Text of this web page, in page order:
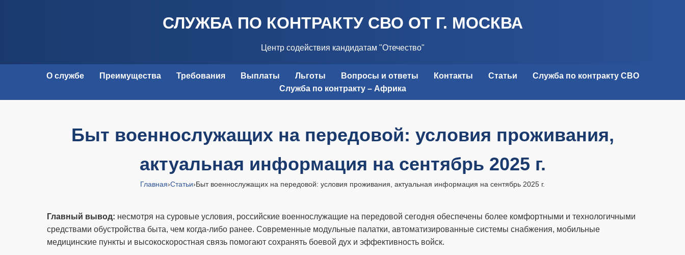
СЛУЖБА ПО КОНТРАКТУ СВО ОТ Г. МОСКВА
Центр содействия кандидатам "Отечество"
О службе Преимущества Требования Выплаты Льготы Вопросы и ответы Контакты Статьи
Служба по контракту СВО
Служба по контракту – Африка
Быт военнослужащих на передовой: условия проживания,
актуальная информация на сентябрь 2025 г.
Главная›Статьи›Быт военнослужащих на передовой: условия проживания, актуальная информация на сентябрь 2025 г.
Главный вывод: несмотря на суровые условия, российские военнослужащие на передовой сегодня обеспечены более комфортными и технологичными
средствами обустройства быта, чем когда-либо ранее. Современные модульные палатки, автоматизированные системы снабжения, мобильные
медицинские пункты и высокоскоростная связь помогают сохранять боевой дух и эффективность войск.